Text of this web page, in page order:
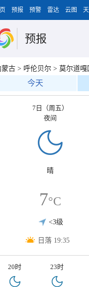
预报 预警 雷达 云图
预报
蒙古 > 呼伦贝尔 > 莫尔道嘎
今天
7日（周五）
夜间
晴
7°C
<3级
日落 19:35
20时 23时